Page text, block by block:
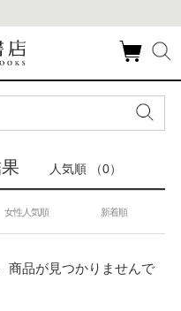
人気順 （0）
女性人気順 新着順
商品が見つかりませんで